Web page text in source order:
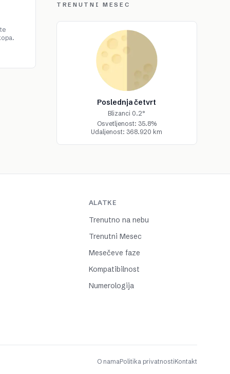
TRENUTNI MESEC
Poslednja četvrt
Blizanci 0.2°
Osvetljenost: 35.8%
Udaljenost: 368.920 km
ALATKE
Trenutno na nebu
Trenutni Mesec
Mesečeve faze
Kompatibilnost
Numerologija
O namaPolitika privatnostiKontakt